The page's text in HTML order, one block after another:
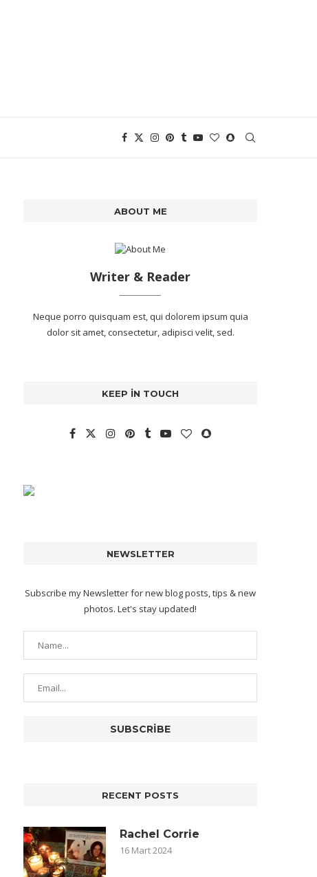
ABOUT ME
Writer & Reader
Neque porro quisquam est, qui dolorem ipsum quia
dolor sit amet, consectetur, adipisci velit, sed.
KEEP IN TOUCH
NEWSLETTER
Subscribe my Newsletter for new blog posts, tips & new
photos. Let's stay updated!
RECENT POSTS
Rachel Corrie
16 Mart 2024